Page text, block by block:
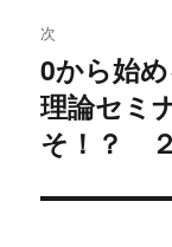
シ
ョ
ン
次
次
の
投
稿:
0から始
理論セミ
そ！？